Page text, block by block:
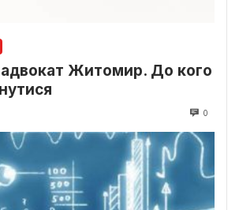
адвокат Житомир. До кого
0